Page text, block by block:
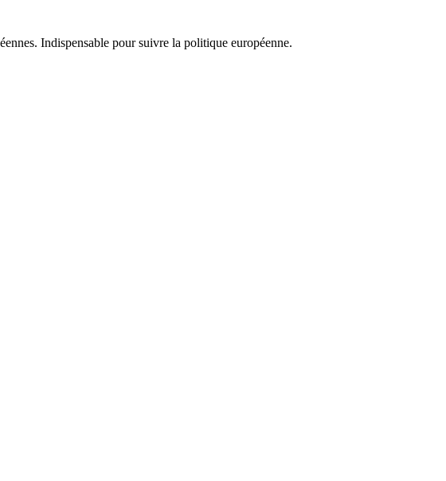
Indispensable pour suivre la politique européenne.